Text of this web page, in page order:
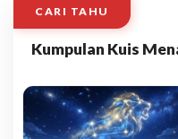
CARI TAHU
Kumpulan Kuis